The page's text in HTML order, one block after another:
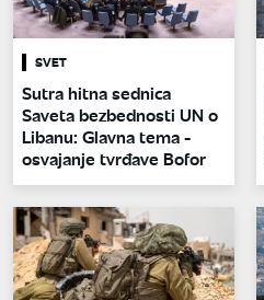
SVET
Sutra hitna sednica
Saveta bezbednosti UN o
Libanu: Glavna tema -
osvajanje tvrđave Bofor